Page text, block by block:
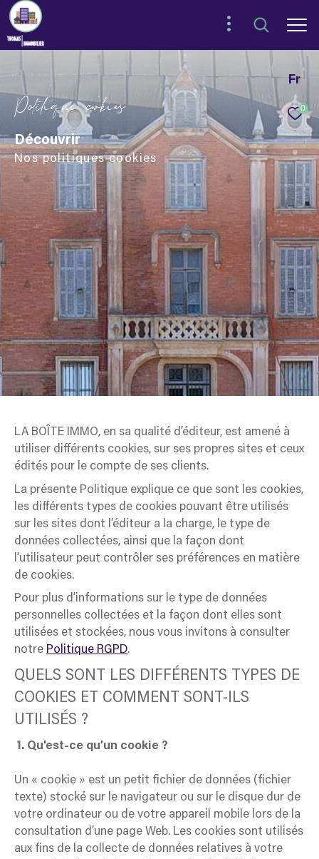
Fr
0
Poiique cokie
Découvrir
Nos politiques cookies
LA BOÎTE IMMO, en sa qualité d’éditeur, est amené à
utiliser différents cookies, sur ses propres sites et ceux
édités pour le compte de ses clients.
La présente Politique explique ce que sont les cookies,
les différents types de cookies pouvant être utilisés
sur les sites dont l’éditeur a la charge, le type de
données collectées, ainsi que la façon dont
l’utilisateur peut contrôler ses préférences en matière
de cookies.
Pour plus d’informations sur le type de données
personnelles collectées et la façon dont elles sont
utilisées et stockées, nous vous invitons à consulter
notre Politique RGPD.
QUELS SONT LES DIFFÉRENTS TYPES DE
COOKIES ET COMMENT SONT-ILS
UTILISÉS ?
1. Qu'est-ce qu’un cookie ?
Un « cookie » est un petit fichier de données (fichier
texte) stocké sur le navigateur ou sur le disque dur de
votre ordinateur ou de votre appareil mobile lors de la
consultation d’une page Web. Les cookies sont utilisés
aux fins de la collecte de données relatives à votre